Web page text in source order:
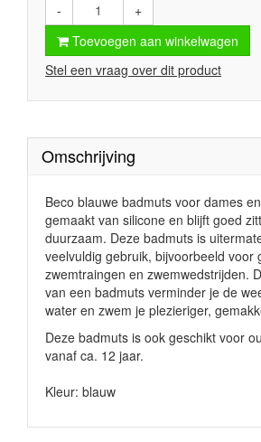
-
+
Toevoegen aan winkelwagen
Stel een vraag over dit product
Omschrijving
Beco blauwe badmuts voor dames
gemaakt van silicone en blijft goed
duurzaam. Deze badmuts is
veelvuldig gebruik, bijvoorbeeld voor
zwemtraingen en zwemwedstrijden.
van een badmuts verminder je de
water en zwem je plezieriger,
Deze badmuts is ook geschikt voor
vanaf ca. 12 jaar.
Kleur: blauw